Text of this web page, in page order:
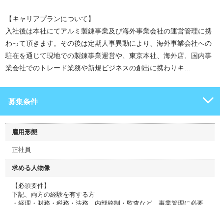
【キャリアプランについて】
入社後は本社にてアルミ製錬事業及び海外事業会社の運営管理に携
わって頂きます。その後は定期人事異動により、海外事業会社への
駐在を通じて現地での製錬事業運営や、東京本社、海外店、国内事
業会社でのトレード業務や新規ビジネスの創出に携わりキ…
募集条件
雇用形態
正社員
求める人物像
【必須要件】
下記、両方の経験を有する方
・経理・財務・税務・法務、内部統制・監査など、事業管理に必要